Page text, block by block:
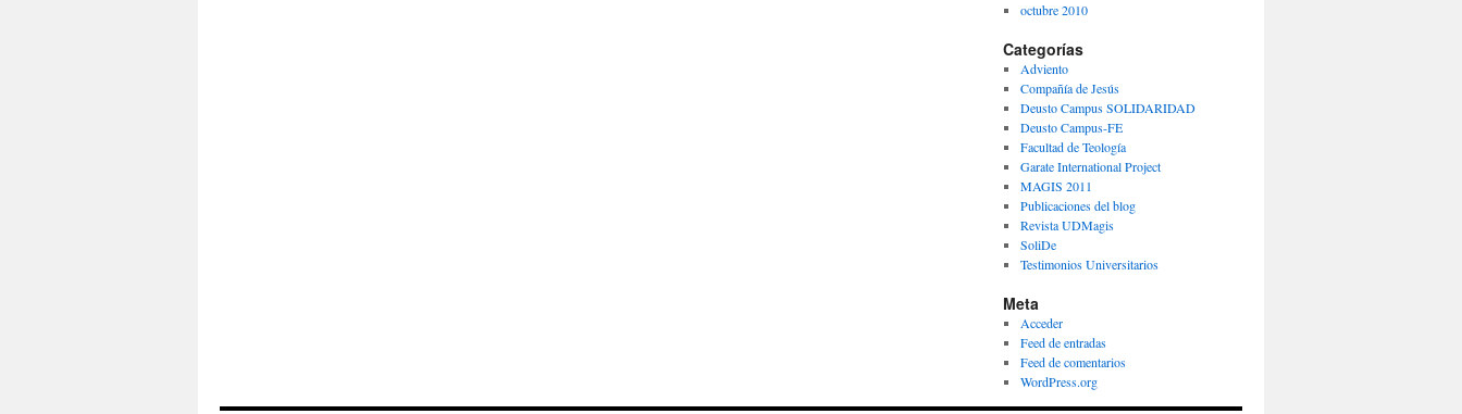
octubre 2010
Categorías
Adviento
Compañía de Jesús
Deusto Campus SOLIDARIDAD
Deusto Campus-FE
Facultad de Teología
Garate International Project
MAGIS 2011
Publicaciones del blog
Revista UDMagis
SoliDe
Testimonios Universitarios
Meta
Acceder
Feed de entradas
Feed de comentarios
WordPress.org